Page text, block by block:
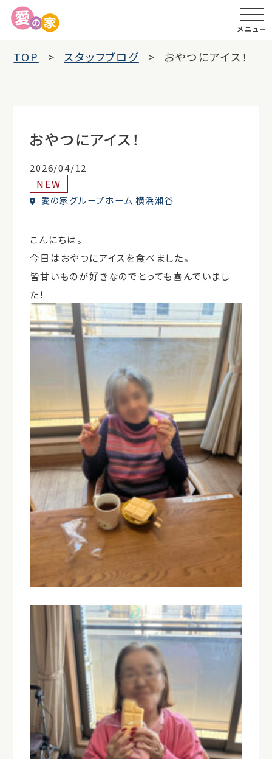
メニュー
TOP スタッフブログ おやつにアイス！
おやつにアイス！
2026/04/12
NEW
愛の家グループホーム 横浜瀬谷
こんにちは。
今日はおやつにアイスを食べました。
皆甘いものが好きなのでとっても喜んでいまし
た！